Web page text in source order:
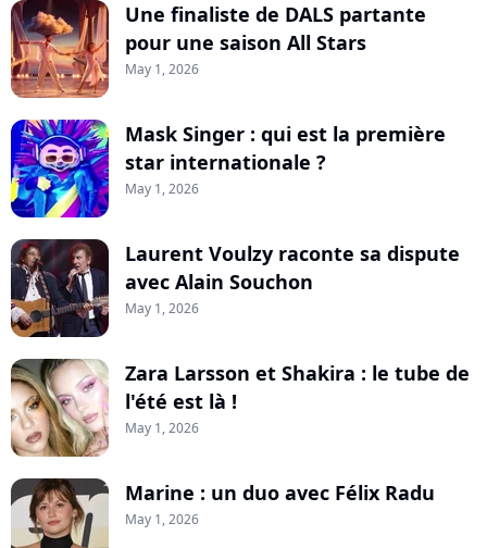
Une finaliste de DALS partante
pour une saison All Stars
May 1, 2026
Mask Singer : qui est la première
star internationale ?
May 1, 2026
Laurent Voulzy raconte sa dispute
avec Alain Souchon
May 1, 2026
Zara Larsson et Shakira : le tube de
l'été est là !
May 1, 2026
Marine : un duo avec Félix Radu
May 1, 2026